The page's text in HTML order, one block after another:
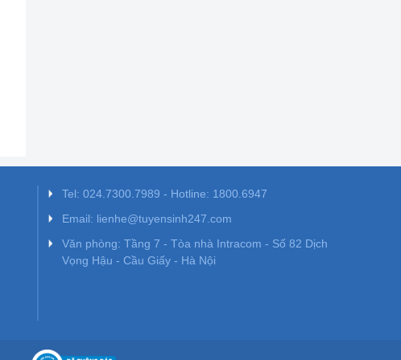
Tel: 024.7300.7989 - Hotline: 1800.6947
Email: lienhe@tuyensinh247.com
Văn phòng: Tầng 7 - Tòa nhà Intracom - Số 82 Dịch
Vọng Hậu - Cầu Giấy - Hà Nội